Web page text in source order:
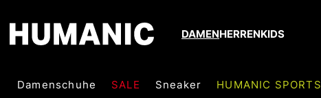
DAMENHERRENKIDS
Damenschuhe SALE Sneaker HUMANIC SPORTS